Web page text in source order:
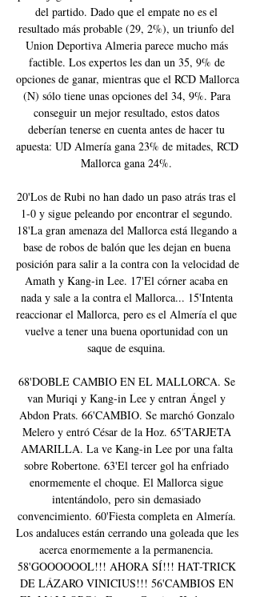
del partido. Dado que el empate no es el
resultado más probable (29, 2%), un triunfo del
Union Deportiva Almeria parece mucho más
factible. Los expertos les dan un 35, 9% de
opciones de ganar, mientras que el RCD Mallorca
(N) sólo tiene unas opciones del 34, 9%. Para
conseguir un mejor resultado, estos datos
deberían tenerse en cuenta antes de hacer tu
apuesta: UD Almería gana 23% de mitades, RCD
Mallorca gana 24%.
20'Los de Rubi no han dado un paso atrás tras el
1-0 y sigue peleando por encontrar el segundo.
18'La gran amenaza del Mallorca está llegando a
base de robos de balón que les dejan en buena
posición para salir a la contra con la velocidad de
Amath y Kang-in Lee. 17'El córner acaba en
nada y sale a la contra el Mallorca... 15'Intenta
reaccionar el Mallorca, pero es el Almería el que
vuelve a tener una buena oportunidad con un
saque de esquina.
68'DOBLE CAMBIO EN EL MALLORCA. Se
van Muriqi y Kang-in Lee y entran Ángel y
Abdon Prats. 66'CAMBIO. Se marchó Gonzalo
Melero y entró César de la Hoz. 65'TARJETA
AMARILLA. La ve Kang-in Lee por una falta
sobre Robertone. 63'El tercer gol ha enfriado
enormemente el choque. El Mallorca sigue
intentándolo, pero sin demasiado
convencimiento. 60'Fiesta completa en Almería.
Los andaluces están cerrando una goleada que les
acerca enormemente a la permanencia.
58'GOOOOOOL!!! AHORA SÍ!!! HAT-TRICK
DE LÁZARO VINICIUS!!! 56'CAMBIOS EN